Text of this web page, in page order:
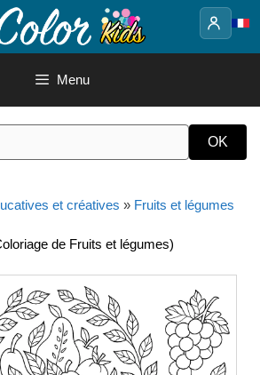
Menu
et créatives » Fruits et légumes
de Fruits et légumes)